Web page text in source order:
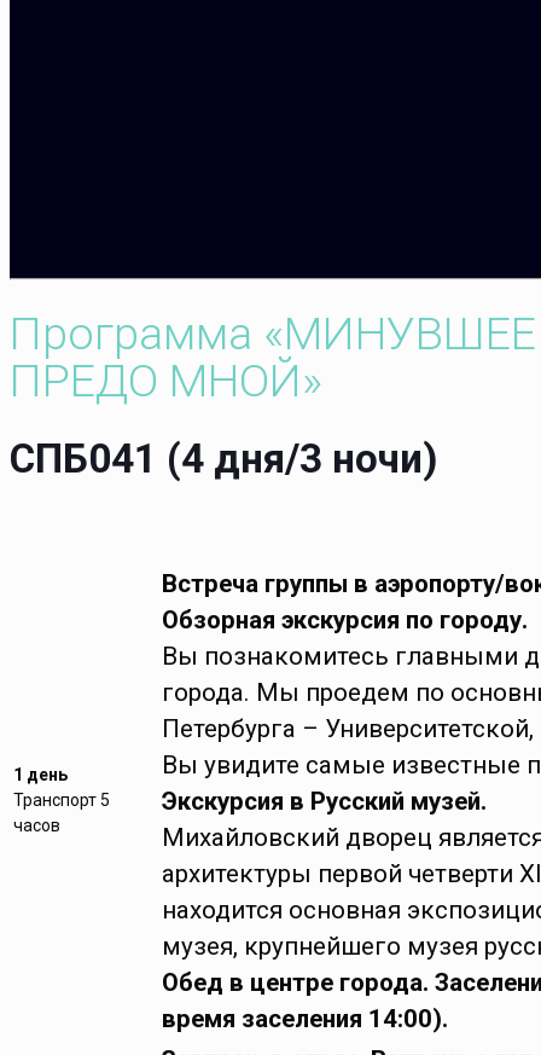
Программа
ПРЕДО МНОЙ»
СПБ041 (4 дня/3 ночи)
1 день
Транспорт 5
часов
Встреча группы в аэропорту/
Обзорная экскурсия по городу.
Вы познакомитесь главными
города. Мы проедем по
Петербурга –
Вы увидите самые известные
Экскурсия в Русский музей.
Михайловский дворец
архитектуры первой четверти
находится основная
музея, крупнейшего музея
Обед в центре города.
время заселения 14:00).